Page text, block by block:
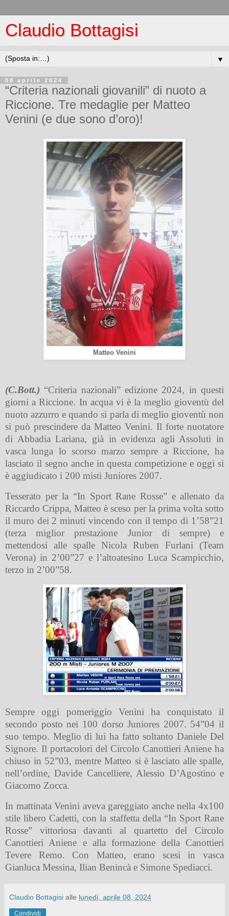
Claudio Bottagisi
▼
08 aprile 2024
“Criteria nazionali giovanili” di nuoto a
Riccione. Tre medaglie per Matteo
Venini (e due sono d’oro)!
Matteo Venini
(C.Bott.) “Criteria nazionali” edizione 2024, in questi
giorni a Riccione. In acqua vi è la meglio gioventù del
nuoto azzurro e quando si parla di meglio gioventù non
si può prescindere da Matteo Venini. Il forte nuotatore
di Abbadia Lariana, già in evidenza agli Assoluti in
vasca lunga lo scorso marzo sempre a Riccione, ha
lasciato il segno anche in questa competizione e oggi si
è aggiudicato i 200 misti Juniores 2007.
Tesserato per la “In Sport Rane Rosse” e allenato da
Riccardo Crippa, Matteo è sceso per la prima volta sotto
il muro dei 2 minuti vincendo con il tempo di 1’58”21
(terza miglior prestazione Junior di sempre) e
mettendosi alle spalle Nicola Ruben Furlani (Team
Verona) in 2’00”27 e l’altoatesino Luca Scampicchio,
terzo in 2’00”58.
Sempre oggi pomeriggio Venini ha conquistato il
secondo posto nei 100 dorso Juniores 2007. 54”04 il
suo tempo. Meglio di lui ha fatto soltanto Daniele Del
Signore. Il portacolori del Circolo Canottieri Aniene ha
chiuso in 52”03, mentre Matteo si è lasciato alle spalle,
nell’ordine, Davide Cancelliere, Alessio D’Agostino e
Giacomo Zocca.
In mattinata Venini aveva gareggiato anche nella 4x100
stile libero Cadetti, con la staffetta della “In Sport Rane
Rosse” vittoriosa davanti al quartetto del Circolo
Canottieri Aniene e alla formazione della Canottieri
Tevere Remo. Con Matteo, erano scesi in vasca
Gianluca Messina, Ilian Benincà e Simone Spediacci.
Claudio Bottagisi alle lunedì, aprile 08, 2024
Condividi